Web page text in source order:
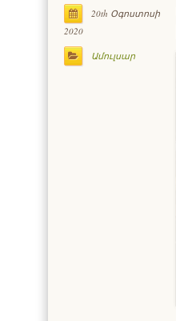
20th Օգոստոսի
2020
Ամուլսար